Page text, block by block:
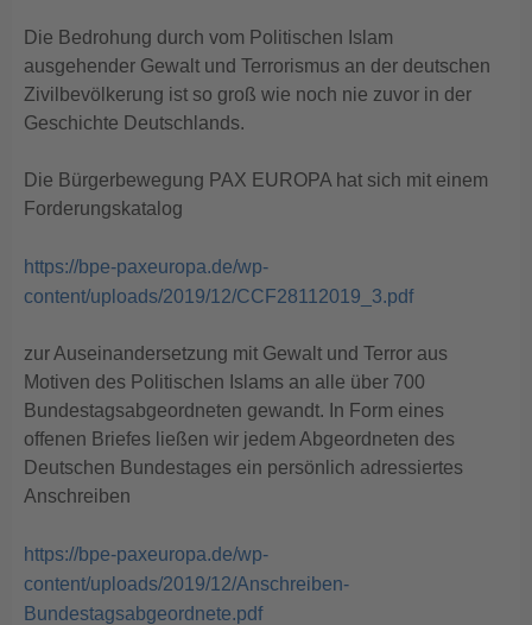
Die Bedrohung durch vom Politischen Islam
ausgehender Gewalt und Terrorismus an der deutschen
Zivilbevölkerung ist so groß wie noch nie zuvor in der
Geschichte Deutschlands.
Die Bürgerbewegung PAX EUROPA hat sich mit einem
Forderungskatalog
https://bpe-paxeuropa.de/wp-
content/uploads/2019/12/CCF28112019_3.pdf
zur Auseinandersetzung mit Gewalt und Terror aus
Motiven des Politischen Islams an alle über 700
Bundestagsabgeordneten gewandt. In Form eines
offenen Briefes ließen wir jedem Abgeordneten des
Deutschen Bundestages ein persönlich adressiertes
Anschreiben
https://bpe-paxeuropa.de/wp-
content/uploads/2019/12/Anschreiben-
Bundestagsabgeordnete.pdf